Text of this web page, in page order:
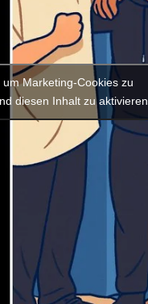
um Marketing-Cookies zu
diesen Inhalt zu aktivieren